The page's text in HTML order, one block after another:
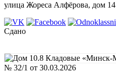
улица Жореса Алфёрова, дом 14
Сдано
№ 32/1 от 30.03.2026